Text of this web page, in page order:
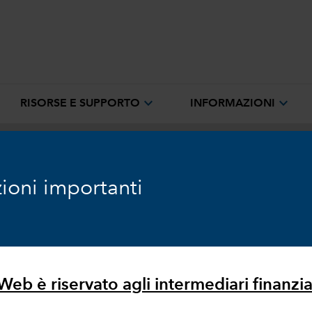
importanti
è riservato agli intermediari
RISORSE E SUPPORTO expand_more INFORMAZIONI expand_more